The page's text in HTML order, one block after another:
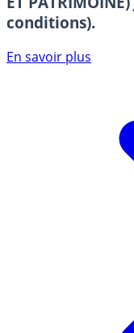
conditions).
En savoir plus